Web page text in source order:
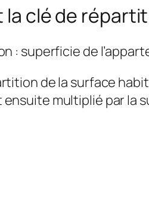
la clé de
: superficie de
de la surface
multiplié par la